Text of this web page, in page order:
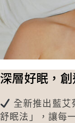
深層好眠，
全新推出藍艾
舒眠法」，讓每